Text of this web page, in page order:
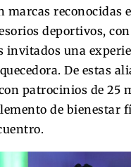
marcas reconocidas
deportivos,
invitados una
De estas
patrocinios de 25
de bienestar